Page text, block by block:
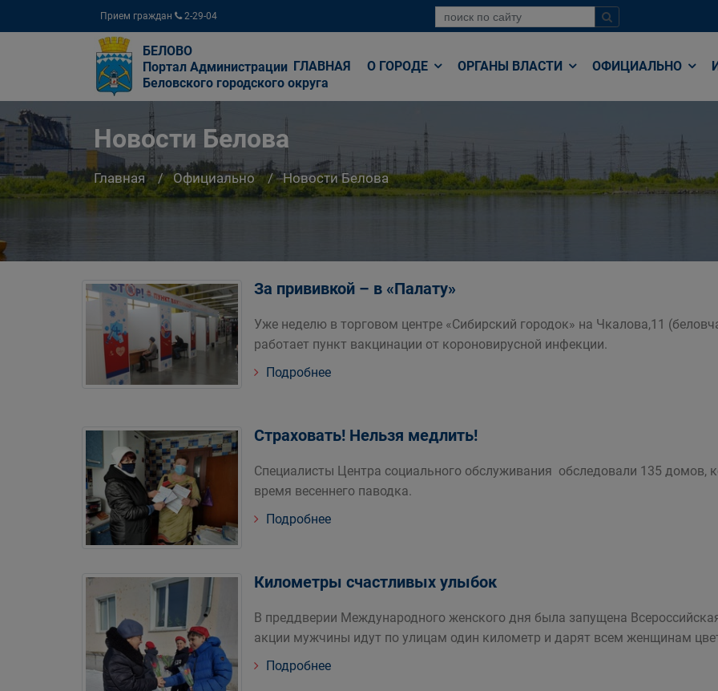
Прием граждан 2-29-04
БЕЛОВО
Портал Администрации
Беловского городского округа
ГЛАВНАЯ О ГОРОДЕ ОРГАНЫ ВЛАСТИ ОФИЦИАЛЬНО
Новости Белова
Главная Официально Новости Белова
За прививкой – в «Палату»
Уже неделю в торговом центре «Сибирский городок» на Чкалова,11
работает пункт вакцинации от короновирусной инфекции.
Подробнее
Страховать! Нельзя медлить!
Специалисты Центра социального обслуживания обследовали 135 домов,
время весеннего паводка.
Подробнее
Километры счастливых улыбок
В преддверии Международного женского дня была запущена
акции мужчины идут по улицам один километр и дарят всем женщинам
Подробнее